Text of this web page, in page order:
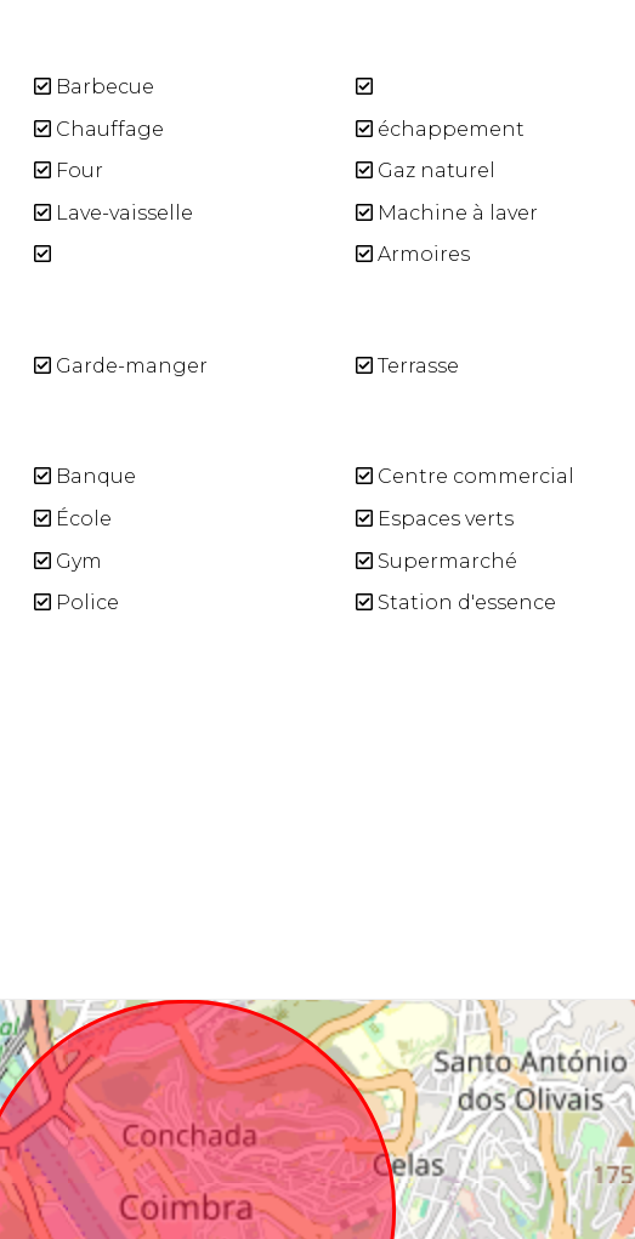
Barbecue
Chauffage
échappement
Four
Gaz naturel
Lave-vaisselle
Machine à laver
Armoires
Garde-manger Terrasse
Banque
Centre commercial
École
Espaces verts
Gym
Supermarché
Police
Station d'essence